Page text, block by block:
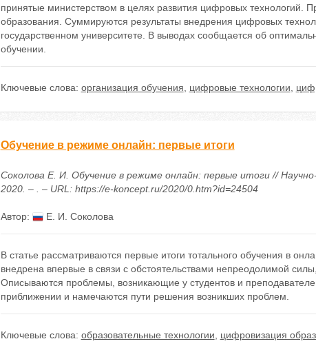
принятые министерством в целях развития цифровых технологий.
образования. Суммируются результаты внедрения цифровых
государственном университете. В выводах сообщается об
обучении.
Ключевые слова: организация обучения цифровые технологии
Обучение в режиме онлайн: первые итоги
Соколова Е. И. Обучение в режиме онлайн: первые итоги //
2020. – . – URL: https://e-koncept.ru/2020/0.htm?id=24504
Автор: Е. И. Соколова
В статье рассматриваются первые итоги тотального обучения в
внедрена впервые в связи с обстоятельствами непреодолимой
Описываются проблемы, возникающие у студентов и
приближении и намечаются пути решения возникших проблем.
Ключевые слова: образовательные технологии цифровизация